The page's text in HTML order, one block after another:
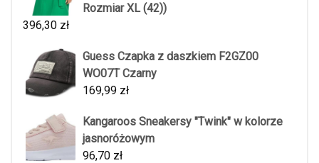
Rozmiar XL (42))
396,30 zł
Guess Czapka z daszkiem F2GZ00
WO07T Czarny
169,99 zł
Kangaroos Sneakersy "Twink" w kolorze
jasnoróżowym
96,70 zł